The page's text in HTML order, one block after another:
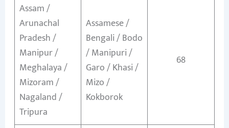
Assam /
Arunachal
Pradesh /
Manipur /
Meghalaya /
Mizoram /
Nagaland /
Tripura
Assamese /
Bengali / Bodo
/ Manipuri /
Garo / Khasi /
Mizo /
Kokborok
68